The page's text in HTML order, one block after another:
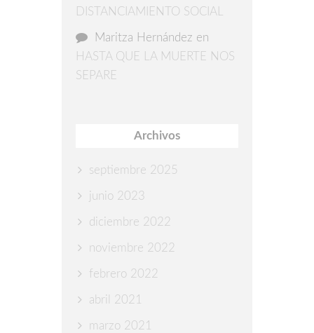
DISTANCIAMIENTO SOCIAL
Maritza Hernández en
HASTA QUE LA MUERTE NOS
SEPARE
Archivos
septiembre 2025
junio 2023
diciembre 2022
noviembre 2022
febrero 2022
abril 2021
marzo 2021